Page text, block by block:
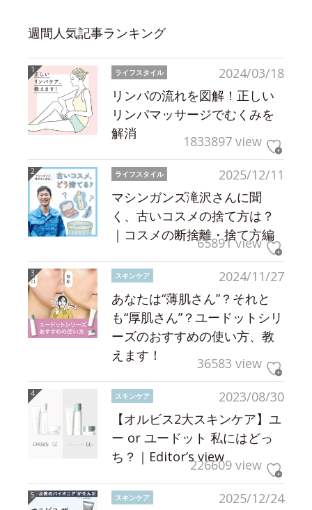
週間人気記事ランキング
2024/03/18
ライフスタイル
リンパの流れを図解！正しい
リンパマッサージでむくみを
解消
1833897 view
2025/12/11
ライフスタイル
マシンガンズ滝沢さんに聞
く、古いコスメの捨て方は？
｜コスメの断捨離・捨て方編
65891 view
2024/11/27
スキンケア
あなたは“薄肌さん”？それと
も“厚肌さん”？ユードットシリ
ーズのおすすめの使い方、教
えます！
36583 view
2023/08/30
スキンケア
【オルビス2大スキンケア】ユ
ー or ユードット 私にはどっ
ち？｜Editor’s view226609 view
2025/12/24
スキンケア